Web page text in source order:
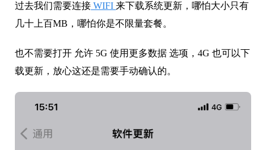
过去我们需要连接 WIFI 来下载系统更新，哪怕大小只有
几十上百MB，哪怕你是不限量套餐。
也不需要打开 允许 5G 使用更多数据 选项，4G 也可以下
载更新，放心这还是需要手动确认的。